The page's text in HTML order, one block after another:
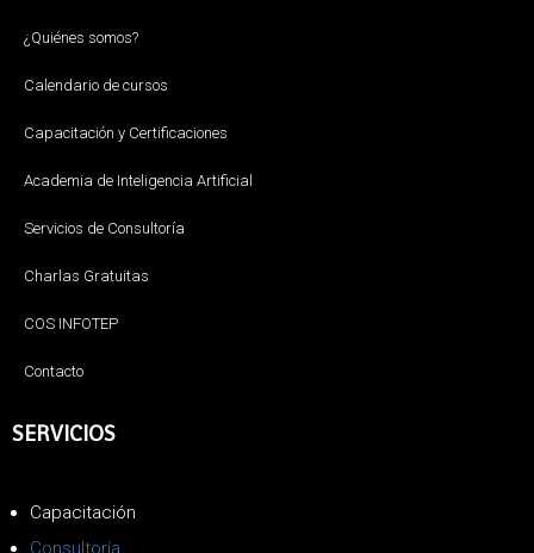
¿Quiénes somos?
Calendario de cursos
Capacitación y Certificaciones
Academia de Inteligencia Artificial
Servicios de Consultoría
Charlas Gratuitas
COS INFOTEP
Contacto
SERVICIOS
Capacitación
Consultoría